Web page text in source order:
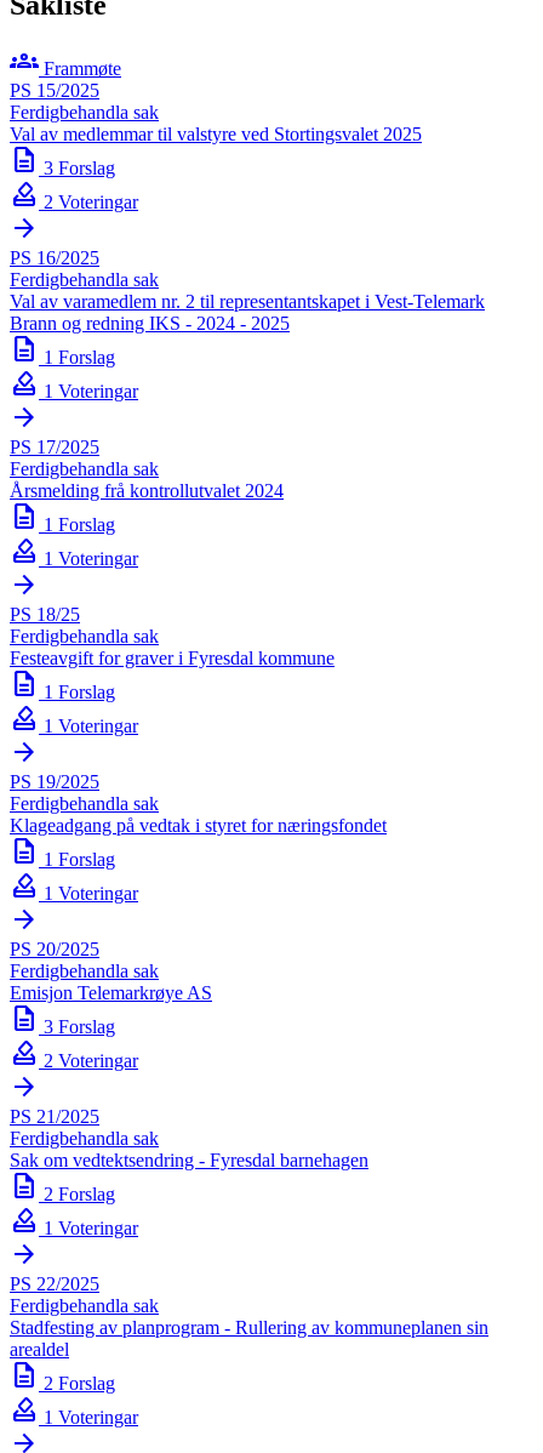
groups Frammøte
PS 15/2025
Ferdigbehandla sak
Val av medlemmar til valstyre ved Stortingsvalet 2025
description 3 Forslag
how_to_vote 2 Voteringar
arrow_forward
PS 16/2025
Ferdigbehandla sak
Val av varamedlem nr. 2 til representantskapet i Vest-Telemark
Brann og redning IKS - 2024 - 2025
description 1 Forslag
how_to_vote 1 Voteringar
arrow_forward
PS 17/2025
Ferdigbehandla sak
Årsmelding frå kontrollutvalet 2024
description 1 Forslag
how_to_vote 1 Voteringar
arrow_forward
PS 18/25
Ferdigbehandla sak
Festeavgift for graver i Fyresdal kommune
description 1 Forslag
how_to_vote 1 Voteringar
arrow_forward
PS 19/2025
Ferdigbehandla sak
Klageadgang på vedtak i styret for næringsfondet
description 1 Forslag
how_to_vote 1 Voteringar
arrow_forward
PS 20/2025
Ferdigbehandla sak
Emisjon Telemarkrøye AS
description 3 Forslag
how_to_vote 2 Voteringar
arrow_forward
PS 21/2025
Ferdigbehandla sak
Sak om vedtektsendring - Fyresdal barnehagen
description 2 Forslag
how_to_vote 1 Voteringar
arrow_forward
PS 22/2025
Ferdigbehandla sak
Stadfesting av planprogram - Rullering av kommuneplanen sin
arealdel
description 2 Forslag
how_to_vote 1 Voteringar
arrow_forward